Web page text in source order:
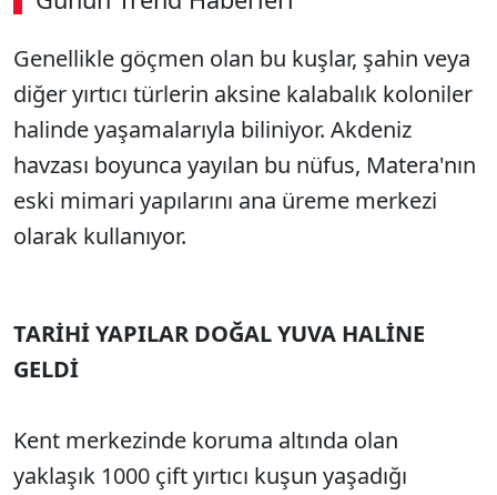
Genellikle göçmen olan bu kuşlar, şahin veya
diğer yırtıcı türlerin aksine kalabalık koloniler
halinde yaşamalarıyla biliniyor. Akdeniz
havzası boyunca yayılan bu nüfus, Matera'nın
eski mimari yapılarını ana üreme merkezi
olarak kullanıyor.
TARİHİ YAPILAR DOĞAL YUVA HALİNE
GELDİ
Kent merkezinde koruma altında olan
yaklaşık 1000 çift yırtıcı kuşun yaşadığı